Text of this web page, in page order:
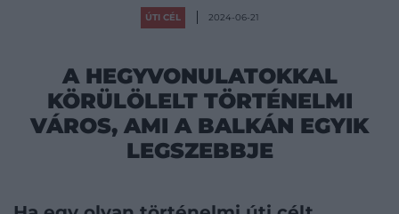
ÚTI CÉL 2024-06-21
A HEGYVONULATOKKAL
KÖRÜLÖLELT TÖRTÉNELMI
VÁROS, AMI A BALKÁN EGYIK
LEGSZEBBJE